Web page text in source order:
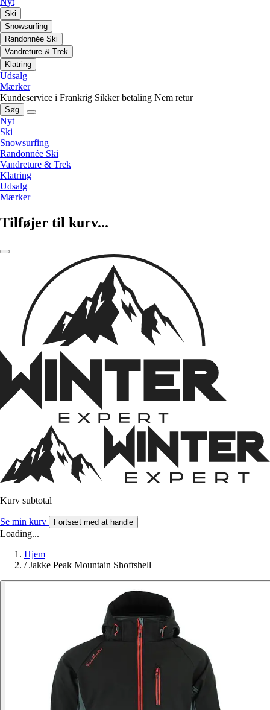
Ski
Snowsurfing
Randonnée Ski
Vandreture & Trek
Klatring
Udsalg
Mærker
Kundeservice i Frankrig Sikker betaling Nem retur
Søg
Nyt
Ski
Snowsurfing
Randonnée Ski
Vandreture & Trek
Klatring
Udsalg
Mærker
Tilføjer til kurv...
Kurv subtotal
Se min kurv Fortsæt med at handle
Loading...
Hjem
/ Jakke Peak Mountain Shoftshell